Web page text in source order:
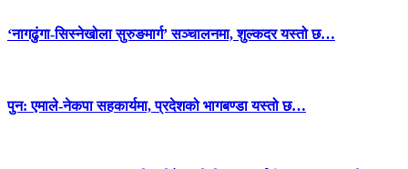
‘नागढुंगा-सिस्नेखोला सुरुङमार्ग’ सञ्चालनमा, शुल्कदर यस्तो छ…
पुन: एमाले-नेकपा सहकार्यमा, प्रदेशको भागबण्डा यस्तो छ…